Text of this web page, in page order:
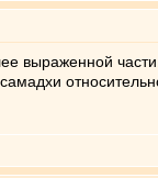
выраженной
самадхи